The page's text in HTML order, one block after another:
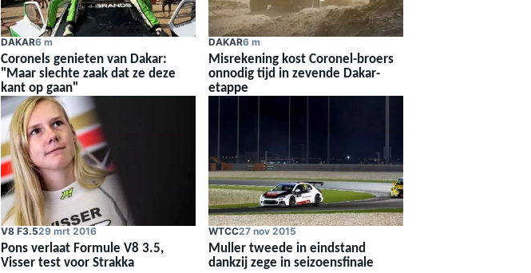
DAKAR6 m
Coronels genieten van Dakar:
"Maar slechte zaak dat ze deze
kant op gaan"
DAKAR6 m
Misrekening kost Coronel-broers
onnodig tijd in zevende Dakar-
etappe
V8 F3.529 mrt 2016
Pons verlaat Formule V8 3.5,
Visser test voor Strakka
WTCC27 nov 2015
Muller tweede in eindstand
dankzij zege in seizoensfinale